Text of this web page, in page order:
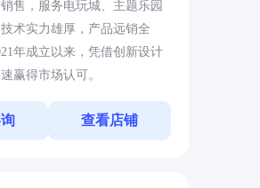
售，服务电玩城、主题乐园
术实力雄厚，产品远销全
年成立以来，凭借创新设计
赢得市场认可。
查看店铺